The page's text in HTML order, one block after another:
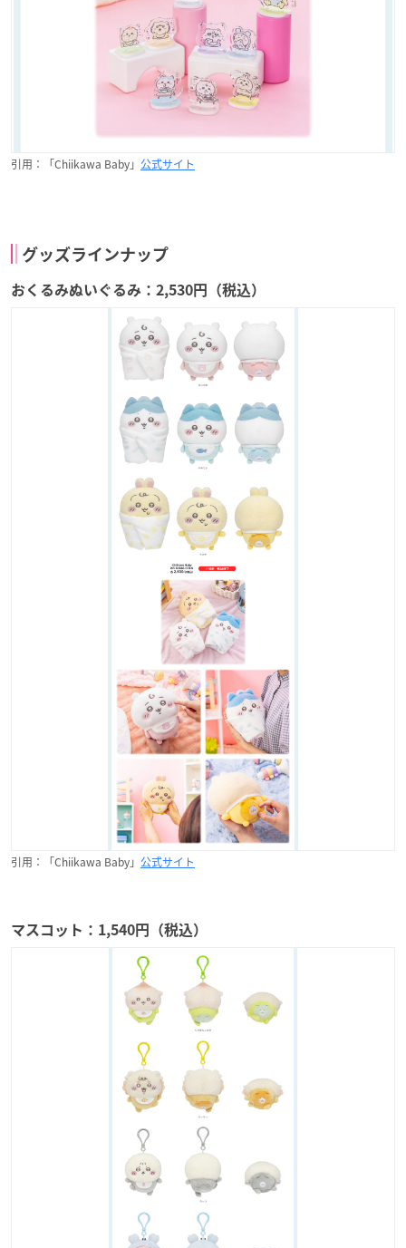
引用：「Chiikawa Baby」 公式サイト
グッズラインナップ
おくるみぬいぐるみ：2,530円（税込）
引用：「Chiikawa Baby」 公式サイト
マスコット：1,540円（税込）